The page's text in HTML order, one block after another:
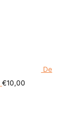
De
€10,00